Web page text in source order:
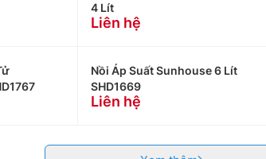
4 Lít
Liên hệ
Nồi Áp Suất Sunhouse 6 Lít
SHD1669
Liên hệ